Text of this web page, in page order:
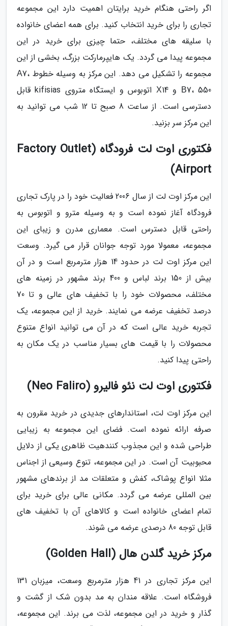
اگر راحتی هنگام خرید برایتان اهمیت دارد این مجموعه
تجاری را برای خرید انتخاب کنید. برای همه اعضای خانواده
با سلیقه های مختلف، حتما چیزی برای خرید در این
مجموعه پیدا می گردد. یک هایپرمارکت بزرگ، بخشی از این
مجموعه را تشکیل می دهد. این مرکز به وسیله خطوط Α7،
Β7، 550 و Χ14 اتوبوس و ایستگاه متروی kifisias قابل
دسترسی است. از ساعت 8 صبح تا 12 شب می توانید به
این مرکز سر بزنید.
فکتوری اوت لت فرودگاه (Factory Outlet
Airport)
این مرکز اوت لت از سال 2006 فعالیت خود را در پارک تجاری
فرودگاه آغاز نموده است و به وسیله مترو و اتوبوس به
راحتی قابل دسترس است. معماری مدرن و زیبای این
مجموعه، معمولا مورد توجه جوانان قرار می گیرد. وسعت
این مرکز اوت لت در حدود 14 هزار مترمربع است و در آن
بیش از 150 برند لباس و 400 برند مشهور در زمینه های
مختلف، محصولات خود را با تخفیف های عالی و تا 70
درصد تخفیف عرضه می نمایند. خرید از این مجموعه، یک
تجربه خرید عالی است که در آن می توانید انواع متنوع
محصولات را با قیمت های بسیار مناسب در یک مکان به
راحتی پیدا کنید.
فکتوری اوت لت نئو فالیرو (Neo Faliro)
این مرکز اوت لت، استاندارهای جدیدی در خرید مقرون به
صرفه ارائه نموده است. فضای این مجموعه به زیبایی
طراحی شده و این مجذوب کنندهیت ظاهری یکی از دلایل
محبوبیت آن است. در این مجموعه، تنوع وسیعی از اجناس
مثلا انواع پوشاک، کفش و متعلقات مد از برندهای مشهور
بین المللی عرضه می گردد. مکانی عالی برای خرید برای
تمام اعضای خانواده است و کالاهای آن با تخفیف های
قابل توجه 80 درصدی عرضه می شوند.
مرکز خرید گلدن هال (Golden Hall)
این مرکز تجاری در 41 هزار مترمربع وسعت، میزبان 131
فروشگاه است. علاقه مندان به مد بدون شک از گشت و
گذار و خرید در این مجموعه، لذت می برند. این مجموعه،